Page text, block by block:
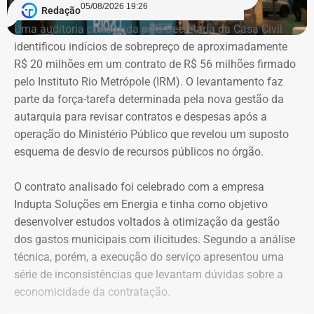
valores históricos de aquisição dos bens, e não
necessariamente seus preços de mercado.
O crescimento patrimonial, por si só, não indica a
existência de irregularidades.
Declaração de bens de Vinícius Cozzolino em 2026 — Foto:
Reprodução/Divulgacand
Redação05/08/2026 19:26
Uma auditoria conduzida pela Secretaria da Casa Civil
identificou indícios de sobrepreço de aproximadamente
R$ 20 milhões em um contrato de R$ 56 milhões firmado
pelo Instituto Rio Metrópole (IRM). O levantamento faz
parte da força-tarefa determinada pela nova gestão da
autarquia para revisar contratos e despesas após a
operação do Ministério Público que revelou um suposto
esquema de desvio de recursos públicos no órgão.
O contrato analisado foi celebrado com a empresa
Indupta Soluções em Energia e tinha como objetivo
desenvolver estudos voltados à otimização da gestão
dos gastos municipais com ilicitudes. Segundo a análise
técnica, porém, a execução do serviço apresentou uma
série de inconsistências que levantam dúvidas sobre a
economicidade da contratação.